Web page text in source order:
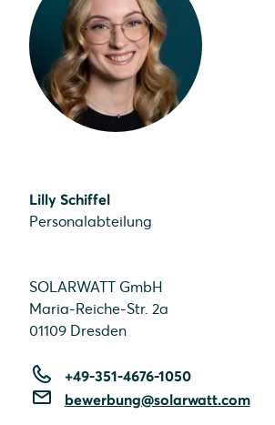
Lilly Schiffel
Personalabteilung
SOLARWATT GmbH
Maria-Reiche-Str. 2a
01109 Dresden
+49-351-4676-1050
bewerbung@solarwatt.com